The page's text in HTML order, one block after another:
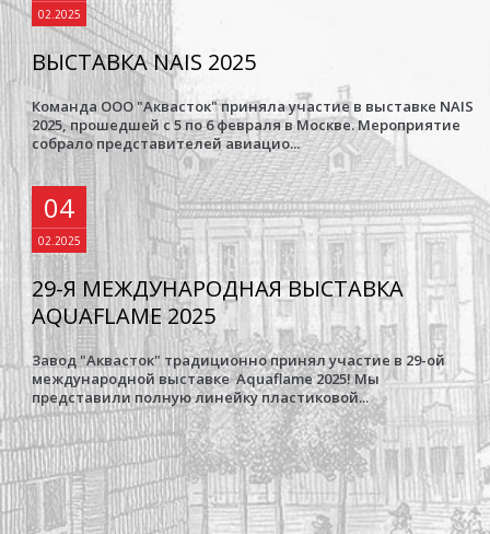
02.2025
ВЫСТАВКА NAIS 2025
Команда ООО "Аквасток" приняла участие в выставке NAIS
2025, прошедшей с 5 по 6 февраля в Москве. Мероприятие
собрало представителей авиацио...
04
02.2025
29-Я МЕЖДУНАРОДНАЯ ВЫСТАВКА
AQUAFLAME 2025
Завод "Аквасток" традиционно принял участие в 29-ой
международной выставке Aquaflame 2025! Мы
представили полную линейку пластиковой...